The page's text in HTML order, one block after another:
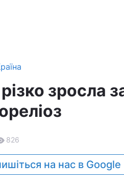
зросла
826
на нас в Google